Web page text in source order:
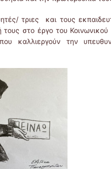
τριες και τους
στο έργο του
καλλιεργούν την